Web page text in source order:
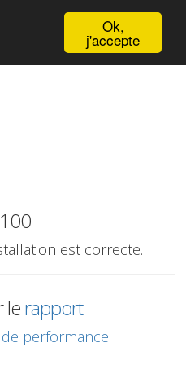
Ok,
j'accepte
est correcte.
lerapport
performance.